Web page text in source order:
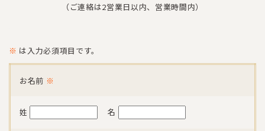
（ご連絡は2営業日以内、営業時間内）
※ は入力必須項目です。
お名前 ※
姓 名